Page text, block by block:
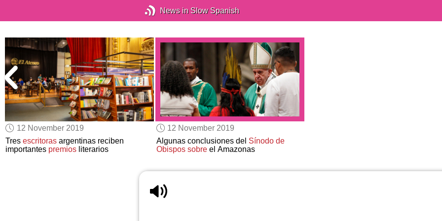
News in Slow Spanish
12 November 2019
Tresescritoras argentinas reciben
importantes premios literarios
12 November 2019
Algunas conclusiones del Sínodo de
Obispos sobreel Amazonas